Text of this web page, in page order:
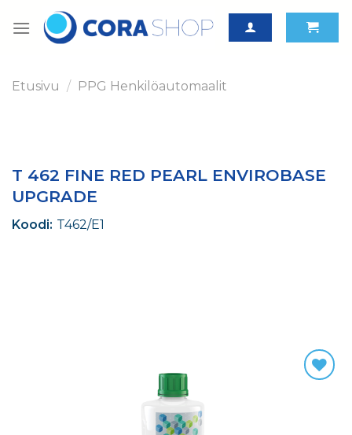
Etusivu / PPG Henkilöautomaalit
T 462 FINE RED PEARL ENVIROBASE
UPGRADE
Koodi: T462/E1